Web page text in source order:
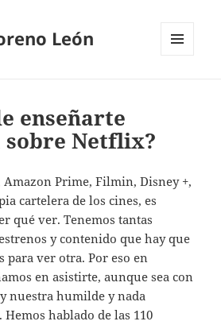
León
enseñarte
Netflix?
Amazon Prime, Filmin, Disney +,
cartelera de los cines, es
qué ver. Tenemos tantas
y contenido que hay que
para ver otra. Por eso en
en asistirte, aunque sea con
nuestra humilde y nada
hablado de las 110